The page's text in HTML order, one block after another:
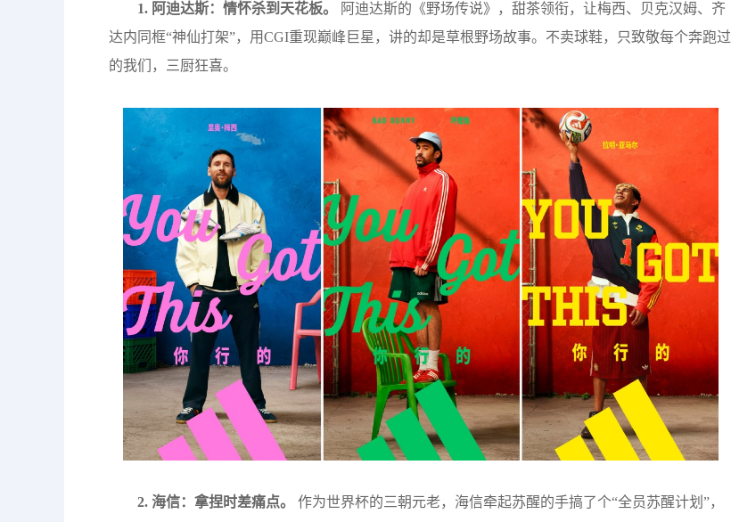
1. 阿迪达斯：情怀杀到天花板。
阿迪达斯的《野场传说》，甜茶领衔，让梅西、贝克汉姆、齐
达内同框“神仙打架”，用CGI重现巅峰巨星，讲的却是草根野场故事。不卖球鞋，只致敬每个奔跑过
的我们，三厨狂喜。
2. 海信：拿捏时差痛点。
作为世界杯的三朝元老，海信牵起苏醒的手搞了个“全员苏醒计划”，